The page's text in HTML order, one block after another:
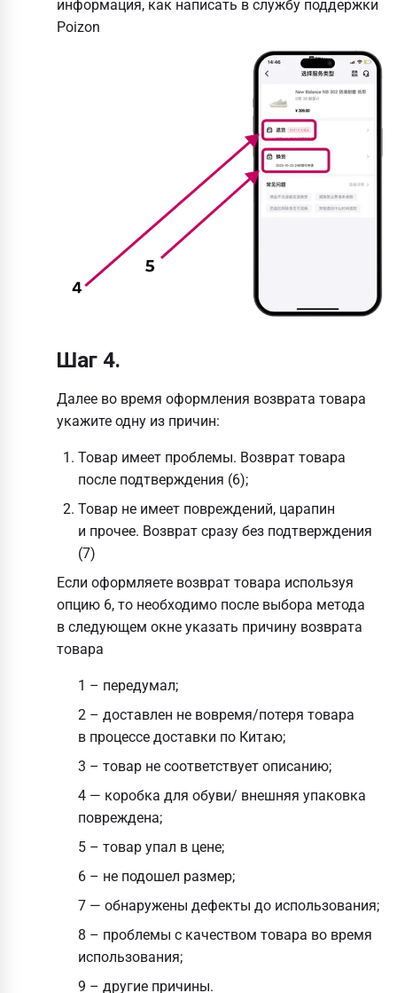
информация, как написать в службу поддержки
Poizon
Шаг 4.
Далее во время оформления возврата товара
укажите одну из причин:
Товар имеет проблемы. Возврат товара
после подтверждения (6);
Товар не имеет повреждений, царапин
и прочее. Возврат сразу без подтверждения
(7)
Если оформляете возврат товара используя
опцию 6, то необходимо после выбора метода
в следующем окне указать причину возврата
товара
1 – передумал;
2 – доставлен не вовремя/потеря товара
в процессе доставки по Китаю;
3 – товар не соответствует описанию;
4 — коробка для обуви/ внешняя упаковка
повреждена;
5 – товар упал в цене;
6 – не подошел размер;
7 — обнаружены дефекты до использования;
8 – проблемы с качеством товара во время
использования;
9 – другие причины.